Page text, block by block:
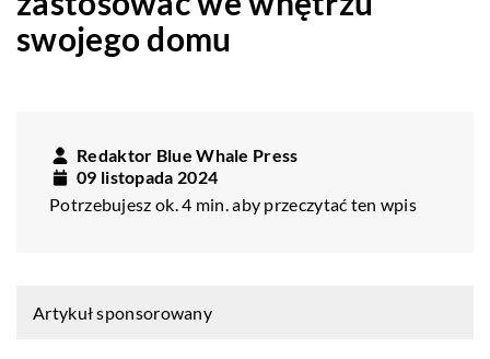
swojego domu
Redaktor Blue Whale Press
09 listopada 2024
Potrzebujesz ok. 4 min. aby przeczytać ten wpis
Artykuł sponsorowany